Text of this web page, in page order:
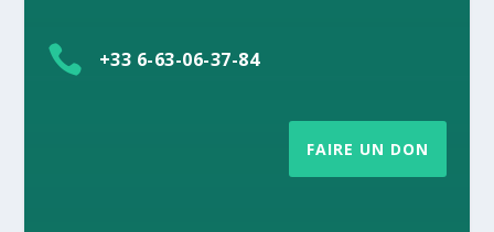
 +33 6-63-06-37-84
FAIRE UN DON